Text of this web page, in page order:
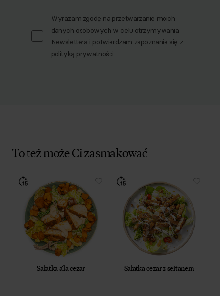
Wyrażam zgodę na przetwarzanie moich
danych osobowych w celu otrzymywania
Newslettera i potwierdzam zapoznanie się z
polityką prywatności.
To też może Ci zasmakować
Sałatka a’la cezar Sałatka cezar z seitanem